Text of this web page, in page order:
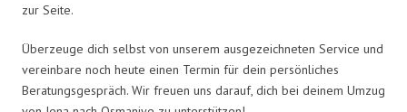
zur Seite.
Überzeuge dich selbst von unserem ausgezeichneten Service und
vereinbare noch heute einen Termin für dein persönliches
Beratungsgespräch. Wir freuen uns darauf, dich bei deinem Umzug